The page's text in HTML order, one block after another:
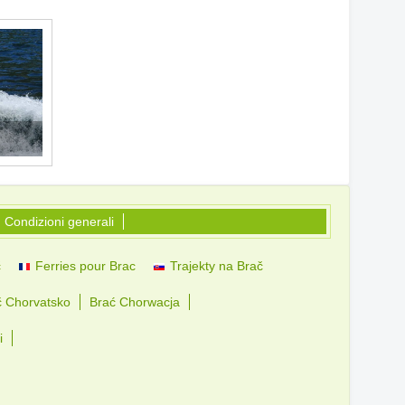
Condizioni generali
Ferries pour Brac Trajekty na Brač
Chorvatsko Brać Chorwacja